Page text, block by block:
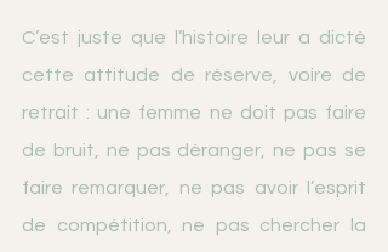
C’est juste que l’histoire leur a dicté
cette attitude de réserve, voire de
retrait : une femme ne doit pas faire
de bruit, ne pas déranger, ne pas se
faire remarquer, ne pas avoir l’esprit
de compétition, ne pas chercher la